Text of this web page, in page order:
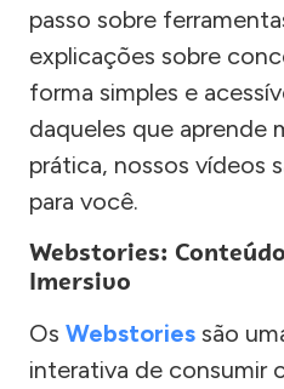
passo sobre
explicações sobre
forma simples e
daqueles que aprende
prática, nossos vídeos
para você.
Webstories:
Imersivo
Os Webstories são
interativa de consumir